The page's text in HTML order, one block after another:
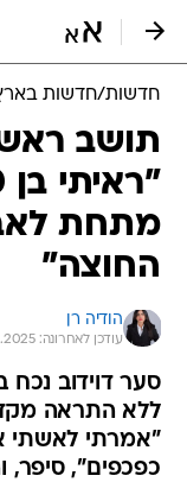
חדשות/חדשות
תושב
מתחת
החוצה"
הודיה רן
עודכן לאחרונה: 14.6.2025 / 16:44
סער דוידוב נכח
ללא התראה
"אמרתי לאשתי
כפכפים", סיפר,